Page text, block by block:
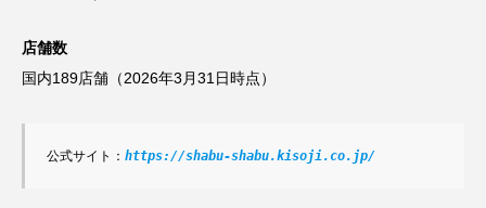
店舗数
国内189店舗（2026年3月31日時点）
公式サイト： https://shabu-shabu.kisoji.co.jp/